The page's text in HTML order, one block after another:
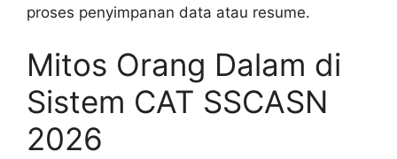
proses penyimpanan data atau resume.
Mitos Orang Dalam di
Sistem CAT SSCASN
2026